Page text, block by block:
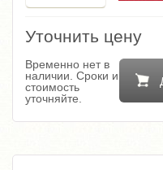
Уточнить цену
Временно нет в
наличии. Сроки и
стоимость
уточняйте.